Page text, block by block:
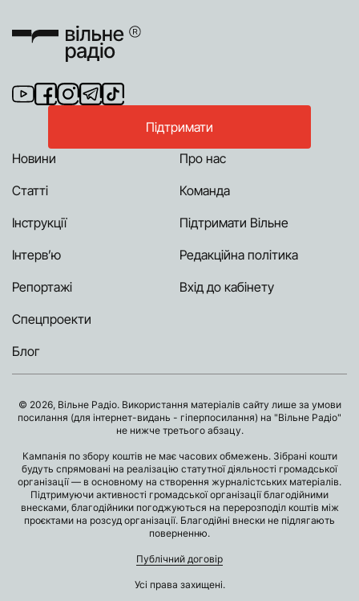
Підтримати
Новини
Статті
Інструкції
Інтерв’ю
Репортажі
Спецпроекти
Блог
Про нас
Команда
Підтримати Вільне
Редакційна політика
Вхід до кабінету
© 2026, Вільне Радіо. Використання матеріалів сайту лише за умови
посилання (для інтернет-видань - гіперпосилання) на "Вільне Радіо"
не нижче третього абзацу.
Кампанія по збору коштів не має часових обмежень. Зібрані кошти
будуть спрямовані на реалізацію статутної діяльності громадської
організації — в основному на створення журналістських матеріалів.
Підтримуючи активності громадської організації благодійними
внесками, благодійники погоджуються на перерозподіл коштів між
проєктами на розсуд організації. Благодійні внески не підлягають
поверненню.
Публічний договір
Усі права захищені.